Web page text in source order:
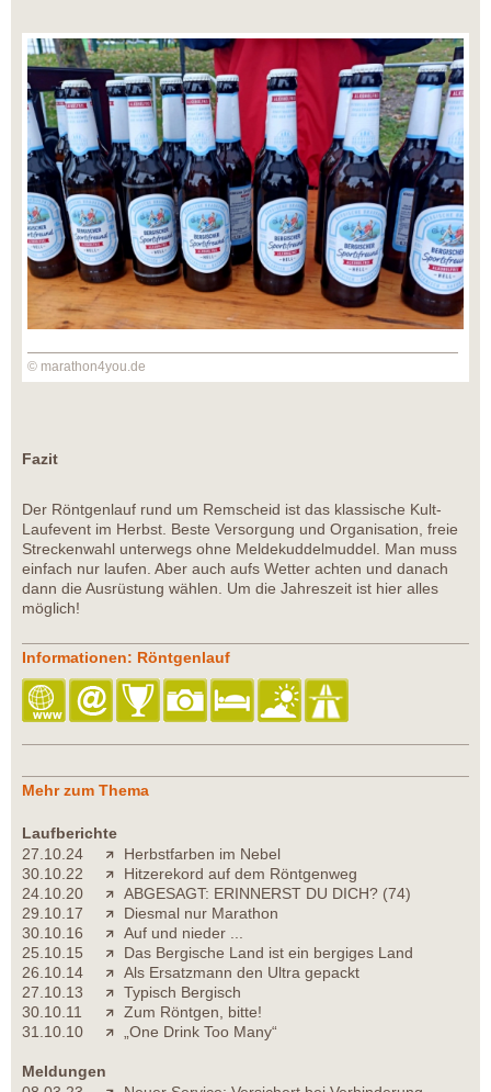
© marathon4you.de
Fazit
Der Röntgenlauf rund um Remscheid ist das klassische Kult-
Laufevent im Herbst. Beste Versorgung und Organisation, freie
Streckenwahl unterwegs ohne Meldekuddelmuddel. Man muss
einfach nur laufen. Aber auch aufs Wetter achten und danach
dann die Ausrüstung wählen. Um die Jahreszeit ist hier alles
möglich!
Informationen: Röntgenlauf
Mehr zum Thema
Laufberichte
27.10.24
Herbstfarben im Nebel
30.10.22
Hitzerekord auf dem Röntgenweg
24.10.20
ABGESAGT: ERINNERST DU DICH? (74)
29.10.17
Diesmal nur Marathon
30.10.16
Auf und nieder ...
25.10.15
Das Bergische Land ist ein bergiges Land
26.10.14
Als Ersatzmann den Ultra gepackt
27.10.13
Typisch Bergisch
30.10.11
Zum Röntgen, bitte!
31.10.10
„One Drink Too Many“
Meldungen